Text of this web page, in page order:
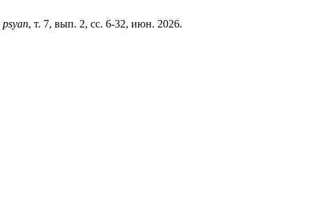
psyan, т. 7, вып. 2, сс. 6-32, июн. 2026.